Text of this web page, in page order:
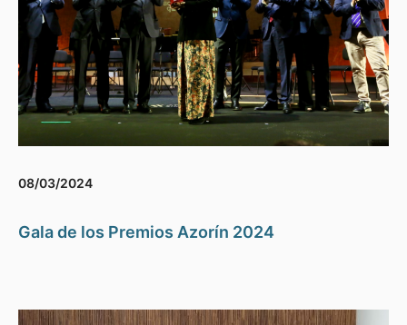
08/03/2024
Gala de los Premios Azorín 2024